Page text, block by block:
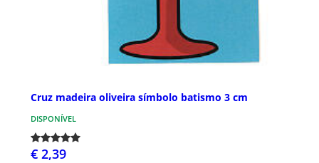
Cruz madeira oliveira símbolo batismo 3 cm
DISPONÍVEL
€ 2,39